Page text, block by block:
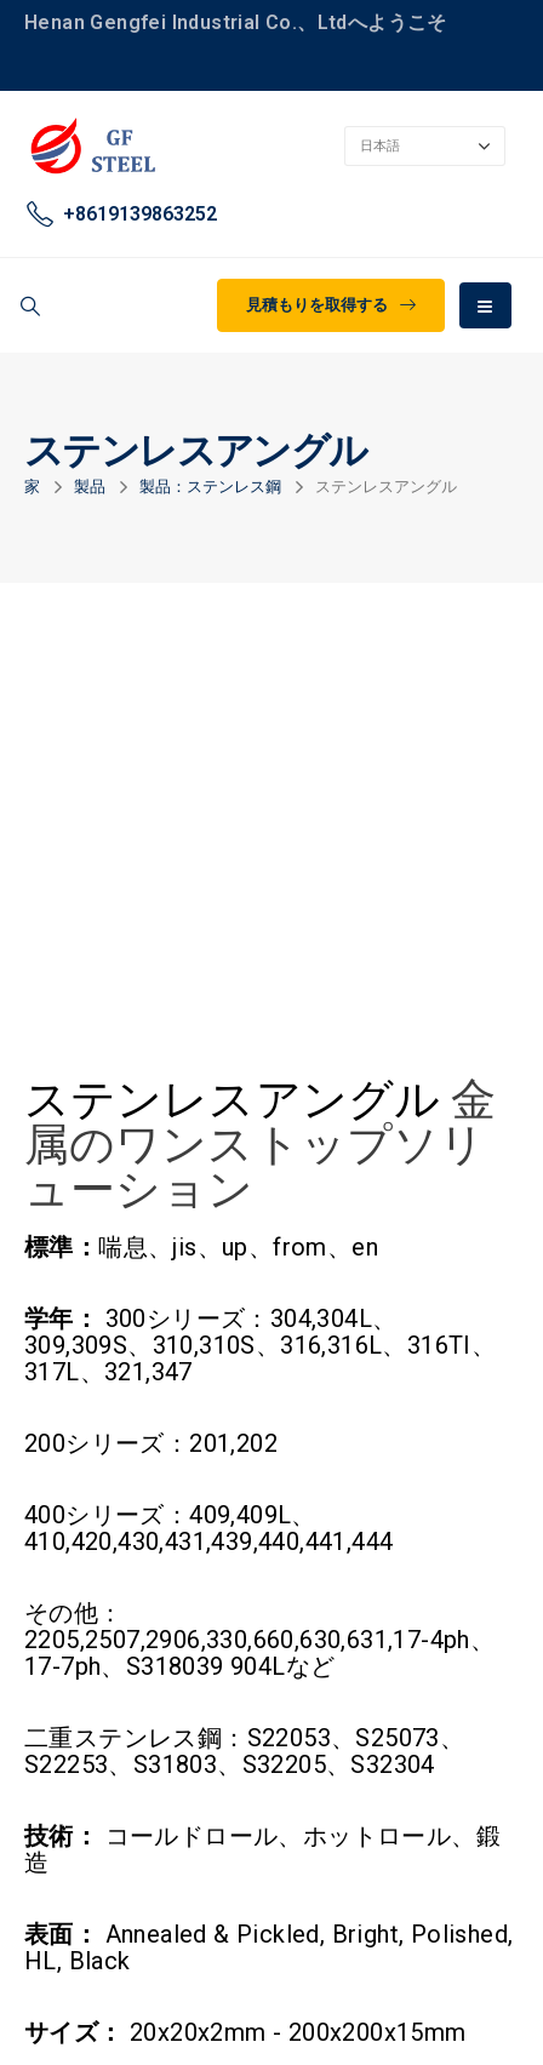
Henan Gengfei Industrial Co.、Ltdへようこそ
+8619139863252
見積もりを取得する
ステンレスアングル
家 製品 製品：ステンレス鋼 ステンレスアングル
ステンレスアングル 金
属のワンストップソリ
ューション
標準：喘息、jis、up、from、en
学年： 300シリーズ：304,304L、
309,309S、310,310S、316,316L、316TI、
317L、321,347
200シリーズ：201,202
400シリーズ：409,409L、
410,420,430,431,439,440,441,444
その他：
2205,2507,2906,330,660,630,631,17-4ph、
17-7ph、S318039 904Lなど
二重ステンレス鋼：S22053、S25073、
S22253、S31803、S32205、S32304
技術：
コールドロール、ホットロール、鍛
造
表面： Annealed & Pickled, Bright, Polished,
HL, Black
サイズ： 20x20x2mm - 200x200x15mm